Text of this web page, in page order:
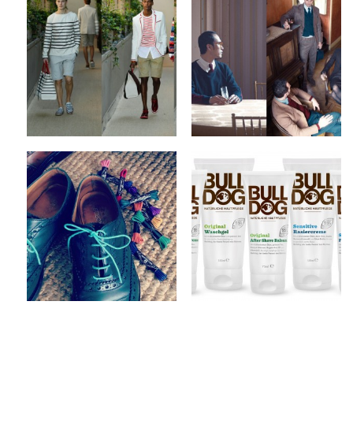
Tommy Hilfiger x
Spring/Summer 2013
Collection
byMEXon Sep 12, 2012
2 Kommentare
Camo x Fall/Winter
2012 Collection
byMEX Sep 10, 2012
Keine Kommentare
Steve & Co x Benjo’s
Shoe Laces
MEX onSep 6, 2012
Keine Kommentare
Bulldog Products x
Natural Skincare
byMEXon Sep 4, 2012